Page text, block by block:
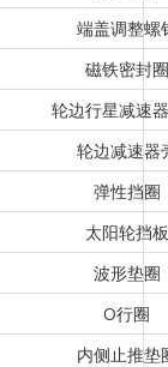
端盖调整螺
磁铁密封圈
轮边行星减速
轮边减速器
弹性挡圈
太阳轮挡板
波形垫圈
O行圈
内侧止推垫